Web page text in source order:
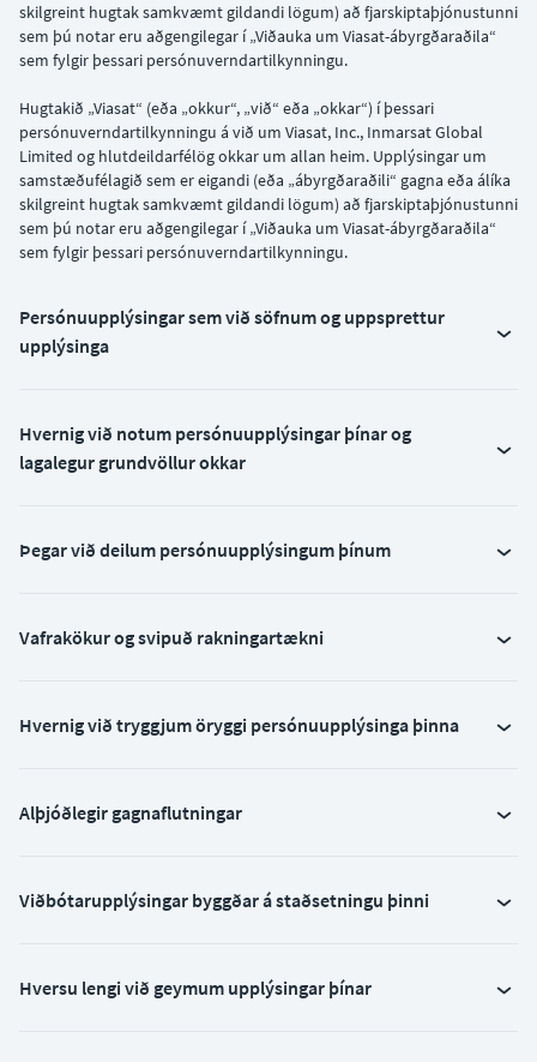
skilgreint hugtak samkvæmt gildandi lögum) að fjarskiptaþjónustunni
sem þú notar eru aðgengilegar í „Viðauka um Viasat-ábyrgðaraðila“
sem fylgir þessari persónuverndartilkynningu.
Hugtakið „Viasat“ (eða „okkur“, „við“ eða „okkar“) í þessari
persónuverndartilkynningu á við um Viasat, Inc., Inmarsat Global
Limited og hlutdeildarfélög okkar um allan heim. Upplýsingar um
samstæðufélagið sem er eigandi (eða „ábyrgðaraðili“ gagna eða álíka
skilgreint hugtak samkvæmt gildandi lögum) að fjarskiptaþjónustunni
sem þú notar eru aðgengilegar í „Viðauka um Viasat-ábyrgðaraðila“
sem fylgir þessari persónuverndartilkynningu.
Persónuupplýsingar sem við söfnum og uppsprettur
upplýsinga
Hvernig við notum persónuupplýsingar þínar og
lagalegur grundvöllur okkar
Þegar við deilum persónuupplýsingum þínum
Vafrakökur og svipuð rakningartækni
Hvernig við tryggjum öryggi persónuupplýsinga þinna
Alþjóðlegir gagnaflutningar
Viðbótarupplýsingar byggðar á staðsetningu þinni
Hversu lengi við geymum upplýsingar þínar